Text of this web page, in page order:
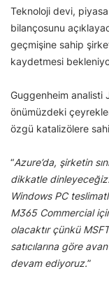
Teknoloji devi, piyasa
bilançosunu
geçmişine sahip
kaydetmesi
Guggenheim analisti
önümüzdeki
özgü katalizölere
“Azure’da, şirketin
dikkatle
Windows PC
M365 Commercial
olacaktır çünkü
satıcılarına göre
devam ediyoruz.”